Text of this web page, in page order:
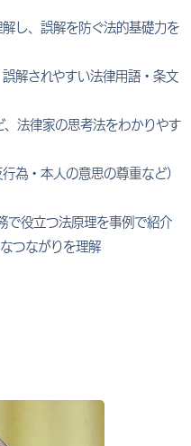
し、誤解を防ぐ法的基礎力を
解されやすい法律用語・条文
法律家の思考法をわかりやす
為・本人の意思の尊重など）
役立つ法原理を事例で紹介
つながりを理解